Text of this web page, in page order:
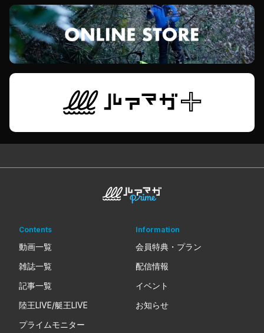
Contents
動画一覧
雑誌一覧
記事一覧
陸王LIVE/艇王LIVE
プライムモニター
Information
会員特典・プラン
配信情報
イベント
お知らせ